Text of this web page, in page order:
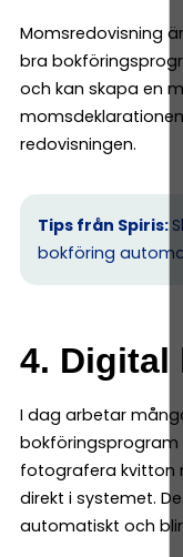
Momsredovisning
bra
och kan skapa en
redovisningen.
Tips från Spiris:
bokföring
4.
I dag arbetar
bokföringsprogram
fotografera kvitton
direkt i systemet.
automatiskt och